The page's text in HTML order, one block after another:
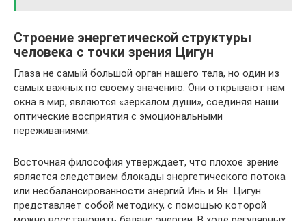
Строение энергетической структуры
человека с точки зрения Цигун
Глаза не самый большой орган нашего тела, но один из
самых важных по своему значению. Они открывают нам
окна в мир, являются «зеркалом души», соединяя наши
оптические восприятия с эмоциональными
переживаниями.
Восточная философия утверждает, что плохое зрение
является следствием блокады энергетического потока
или несбалансированности энергий Инь и Ян. Цигун
представляет собой методику, с помощью которой